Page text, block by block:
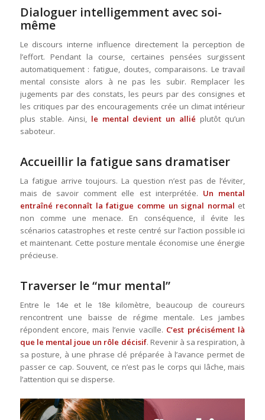
Dialoguer intelligemment avec soi-
même
Le discours interne influence directement la perception de
l’effort. Pendant la course, certaines pensées surgissent
automatiquement : fatigue, doutes, comparaisons. Le travail
mental consiste alors à ne pas les subir. Remplacer les
jugements par des constats, les peurs par des consignes et
les critiques par des encouragements crée un climat intérieur
plus stable. Ainsi, le mental devient un allié plutôt qu’un
saboteur.
Accueillir la fatigue sans dramatiser
La fatigue arrive toujours. La question n’est pas de l’éviter,
mais de savoir comment elle est interprétée. Un mental
entraîné reconnaît la fatigue comme un signal normal et
non comme une menace. En conséquence, il évite les
scénarios catastrophes et reste centré sur l’action possible ici
et maintenant. Cette posture mentale économise une énergie
précieuse.
Traverser le “mur mental”
Entre le 14e et le 18e kilomètre, beaucoup de coureurs
rencontrent une baisse de régime mentale. Les jambes
répondent encore, mais l’envie vacille. C’est précisément là
que le mental joue un rôle décisif. Revenir à sa respiration, à
sa posture, à une phrase clé préparée à l’avance permet de
passer ce cap. Souvent, ce n’est pas le corps qui lâche, mais
l’attention qui se disperse.